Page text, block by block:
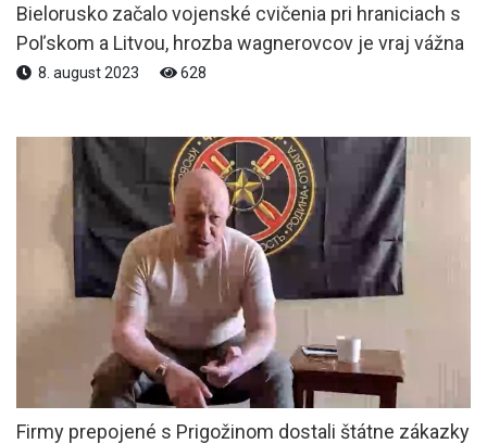
Bielorusko začalo vojenské cvičenia pri hraniciach s
Poľskom a Litvou, hrozba wagnerovcov je vraj vážna
8. august 2023 628
Firmy prepojené s Prigožinom dostali štátne zákazky